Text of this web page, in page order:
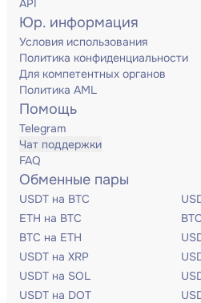
API
Юр. информация
Условия использования
Политика конфиденциальности
Для компетентных органов
Политика AML
Помощь
Telegram
Чат поддержки
FAQ
Обменные пары
USDT на BTC
ETH на BTC
BTC на ETH
USDT на XRP
USDT на SOL
USDT на DOT